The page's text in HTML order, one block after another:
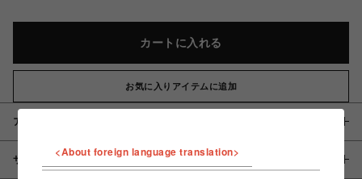
カートに入れる
お気に入りアイテムに追加
アイテム説明 / 素材
サイズ
<About foreign language translation>